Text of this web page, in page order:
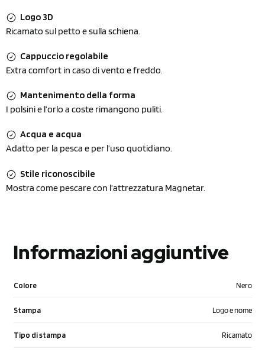
Logo 3D
Ricamato sul petto e sulla schiena.
Cappuccio regolabile
Extra comfort in caso di vento e freddo.
Mantenimento della forma
I polsini e l’orlo a coste rimangono puliti.
Acqua e acqua
Adatto per la pesca e per l’uso quotidiano.
Stile riconoscibile
Mostra come pescare con l’attrezzatura Magnetar.
Informazioni aggiuntive
Colore Nero
Stampa Logo e nome
Tipo di stampa Ricamato